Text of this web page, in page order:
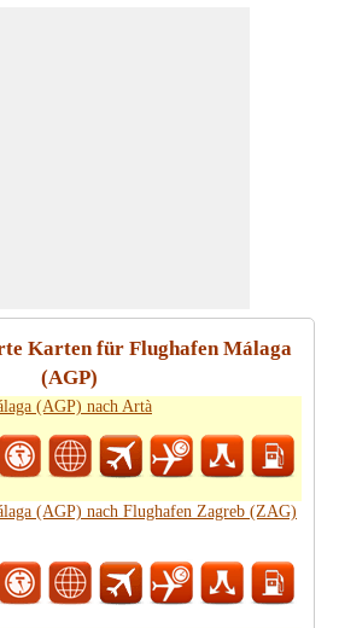
Karten für Flughafen Málaga
(AGP)
(AGP) nach Artà
(AGP) nach Flughafen Zagreb (ZAG)